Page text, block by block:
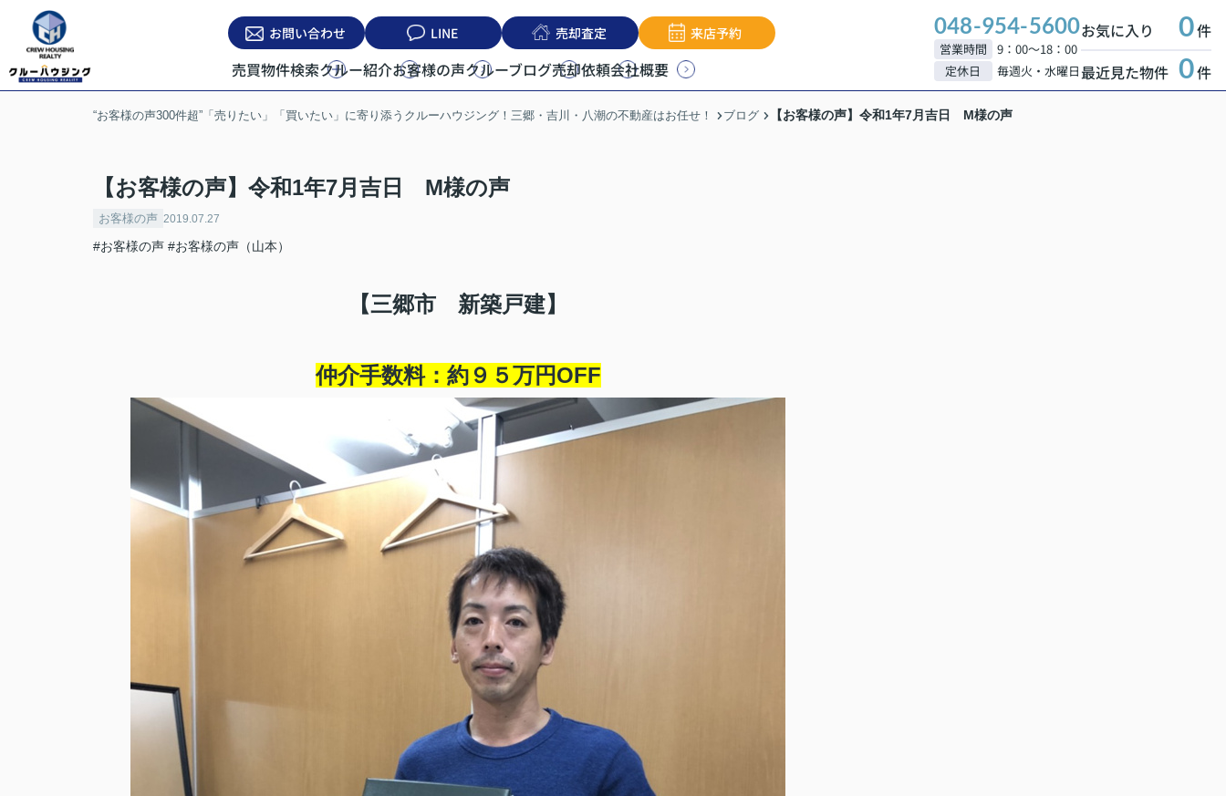
お問い合わせ LINE 売却査定 来店予約
売買物件検索クルー紹介お客様の声クルーブログ売却依頼会社概要
048-954-5600
営業時間
9：00～18：00
定休日
毎週火・水曜日
お気に入り 0件
最近見た物件 0件
“お客様の声300件超”「売りたい」「買いたい」に寄り添うクルーハウジング！三郷・吉川・八潮の不動産はお任せ！ ブログ 【お客様の声】令和1年7月吉日 M様の声
【お客様の声】令和1年7月吉日 M様の声
お客様の声 2019.07.27
#お客様の声 #お客様の声（山本）
【三郷市 新築戸建】
仲介手数料：約９５万円OFF